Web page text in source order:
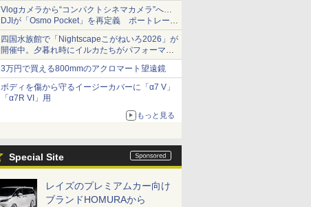
Watch
Vlogカメラから“コンパクトシネマカメラ”へ…
DJIが「Osmo Pocket」を再定義 ポートレート
重視の映像設計に
四国水族館で「Nightscapeこがねいろ2026」が
開催中。夕暮れ時にイルカたちがパフォーマン
スを繰り広げる
3万円で買える800mmのアクロマート望遠鏡
ボディを傷から守るイージーカバーに「α7 V」
「α7R VI」用
もっと見る
Special Site
レイズのプレミアムカー向け
ブランドHOMURAから